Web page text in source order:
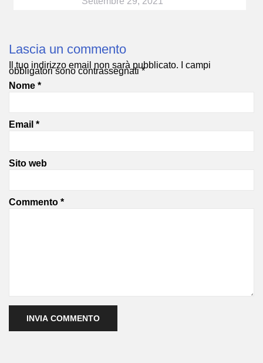
Lascia un commento
Il tuo indirizzo email non sarà pubblicato. I campi
obbligatori sono contrassegnati*
Nome *
Email *
Sito web
Commento *